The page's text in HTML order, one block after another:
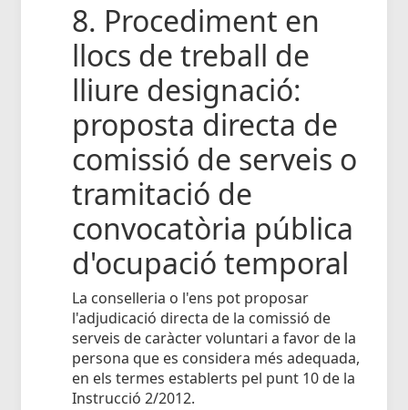
8. Procediment en
llocs de treball de
lliure designació:
proposta directa de
comissió de serveis o
tramitació de
convocatòria pública
d'ocupació temporal
La conselleria o l'ens pot proposar
l'adjudicació directa de la comissió de
serveis de caràcter voluntari a favor de la
persona que es considera més adequada,
en els termes establerts pel punt 10 de la
Instrucció 2/2012.